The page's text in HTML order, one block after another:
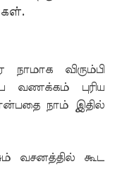
விரும்பி
வணக்கம் புரிய
நாம் இதில்
வசனத்தில் கூட